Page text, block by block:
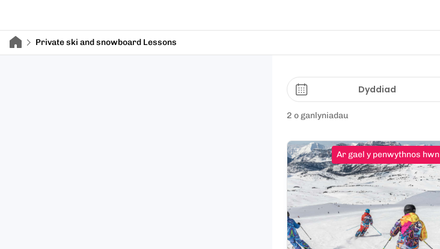
Private ski and snowboard Lessons
Dyddiad
2 o ganlyniadau
Ar gael y penwythnos hwn